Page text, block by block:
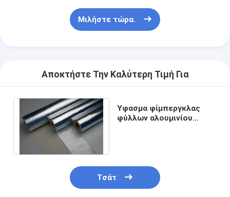
Ύφασμα φίμπεργκλας φύλλων αλουμινίου αργιλίου
Κολλητική ταινία της PET
Ρίψη επένδυσης ακρίβειας
Ηλεκτρική πίνακα μόνωσης
Μιλήστε τώρα.
Αποκτήστε Την Καλύτερη Τιμή Για
Ύφασμα φίμπεργκλας
φύλλων αλουμινίου
Τσάτ